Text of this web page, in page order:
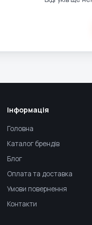
Інформація
Головна
Каталог брендів
Блог
Оплата та доставка
Умови повернення
Контакти